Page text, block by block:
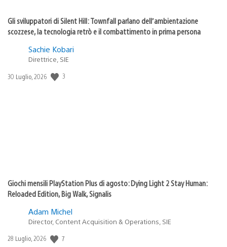
Gli sviluppatori di Silent Hill: Townfall parlano dell’ambientazione
scozzese, la tecnologia retrò e il combattimento in prima persona
Sachie Kobari
Direttrice, SIE
Data
30 Luglio, 2026 3
Giochi mensili PlayStation Plus di agosto: Dying Light 2 Stay Human:
Reloaded Edition, Big Walk, Signalis
Adam Michel
Director, Content Acquisition & Operations, SIE
Data
28 Luglio, 2026 7